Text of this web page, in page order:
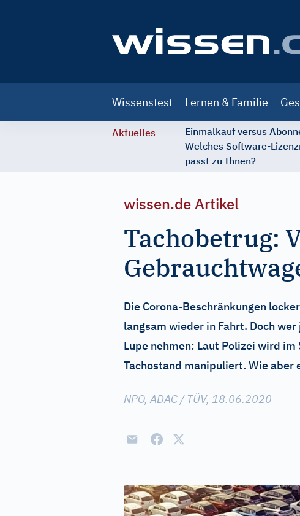
navigation
Wissenstest Lernen & Familie
Aktuelles
Einmalkauf versus
Welches Software-
passt zu Ihnen?
wissen.de Artikel
Tachobetrug:
Die Corona-Beschränkungen
langsam wieder in Fahrt. Doch
Lupe nehmen: Laut Polizei wird
Tachostand manipuliert. Wie aber
NPO, ADAC / TÜV, 18.06.2020